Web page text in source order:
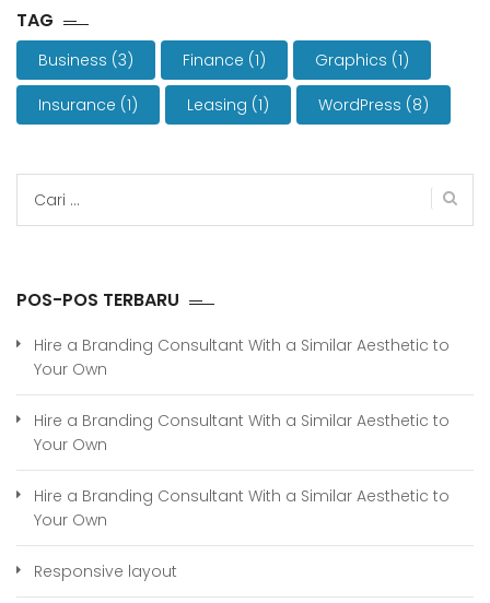
TAG
Business (3) Finance (1) Graphics (1)
Insurance (1) Leasing (1) WordPress (8)
untuk:
POS-POS TERBARU
Hire a Branding Consultant With a Similar Aesthetic to
Your Own
Hire a Branding Consultant With a Similar Aesthetic to
Your Own
Hire a Branding Consultant With a Similar Aesthetic to
Your Own
Responsive layout